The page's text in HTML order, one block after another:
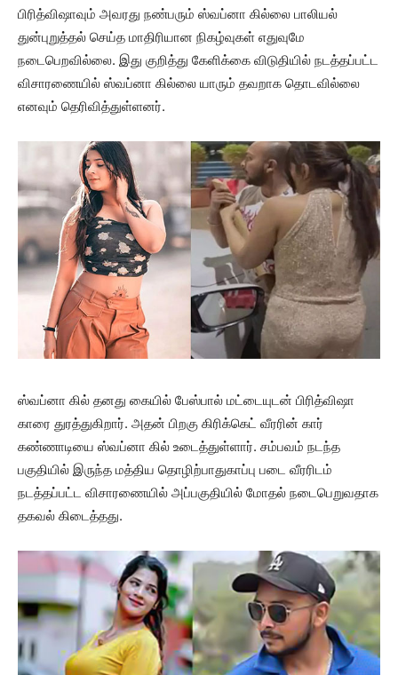
பிரித்விஷாவும் அவரது நண்பரும் ஸ்வப்னா கில்லை பாலியல்
துன்புறுத்தல் செய்த மாதிரியான நிகழ்வுகள் எதுவுமே
நடைபெறவில்லை. இது குறித்து கேளிக்கை விடுதியில் நடத்தப்பட்ட
விசாரணையில் ஸ்வப்னா கில்லை யாரும் தவறாக தொடவில்லை
எனவும் தெரிவித்துள்ளனர்.
ஸ்வப்னா கில் தனது கையில் பேஸ்பால் மட்டையுடன் பிரித்விஷா
காரை துரத்துகிறார். அதன் பிறகு கிரிக்கெட் வீரரின் கார்
கண்ணாடியை ஸ்வப்னா கில் உடைத்துள்ளார். சம்பவம் நடந்த
பகுதியில் இருந்த மத்திய தொழிற்பாதுகாப்பு படை வீரரிடம்
நடத்தப்பட்ட விசாரணையில் அப்பகுதியில் மோதல் நடைபெறுவதாக
தகவல் கிடைத்தது.